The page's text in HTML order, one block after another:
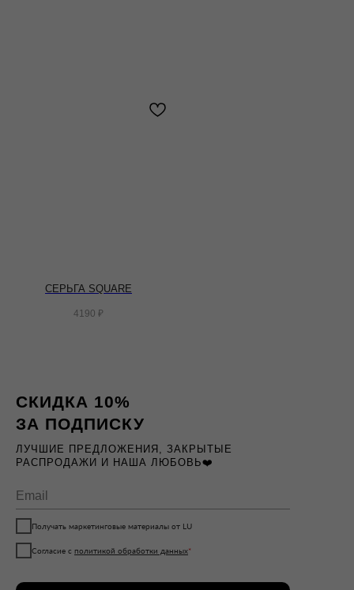
СЕРЬГА SQUARE
4190 ₽
СКИДКА 10%
ЗА ПОДПИСКУ
Получать маркетинговые материалы от LU
Согласие с политикой обработки данных*
ЛУЧШИЕ ПРЕДЛОЖЕНИЯ, ЗАКРЫТЫЕ
РАСПРОДАЖИ И НАША ЛЮБОВЬ❤️